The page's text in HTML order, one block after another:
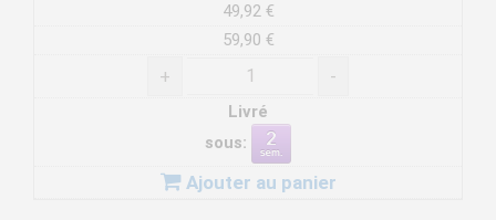
49,92 €
59,90 €
+ -
Livré
sous:
Ajouter au panier